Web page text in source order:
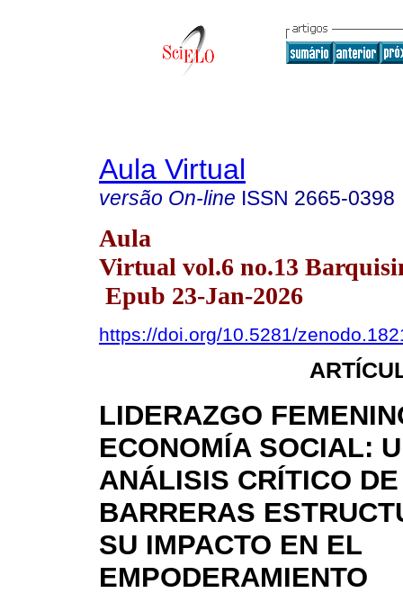
Aula Virtual
versão On-line ISSN 2665-0398
Aula
Virtual vol.6 no.13
Epub 23-Jan-2026
https://doi.org/10.5281/
LIDERAZGO
ECONOMÍA SOCIAL:
ANÁLISIS CRÍTICO DE
BARRERAS
SU IMPACTO EN EL
EMPODERAMIENTO